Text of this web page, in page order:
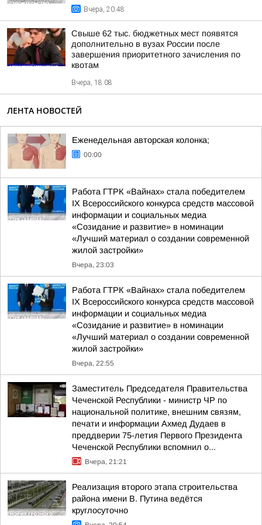
Вчера, 20:48
Свыше 62 тыс. бюджетных мест появятся
дополнительно в вузах России после
завершения приоритетного зачисления по
квотам
Вчера, 18:08
ЛЕНТА НОВОСТЕЙ
Еженедельная авторская колонка;
00:00
Работа ГТРК «Вайнах» стала победителем
IX Всероссийского конкурса средств массовой
информации и социальных медиа
«Созидание и развитие» в номинации
«Лучший материал о создании современной
жилой застройки»
Вчера, 23:03
Работа ГТРК «Вайнах» стала победителем
IX Всероссийского конкурса средств массовой
информации и социальных медиа
«Созидание и развитие» в номинации
«Лучший материал о создании современной
жилой застройки»
Вчера, 22:55
Заместитель Председателя Правительства
Чеченской Республики - министр ЧР по
национальной политике, внешним связям,
печати и информации Ахмед Дудаев в
преддверии 75-летия Первого Президента
Чеченской Республики вспомнил о...
Вчера, 21:21
Реализация второго этапа строительства
района имени В. Путина ведётся
круглосуточно